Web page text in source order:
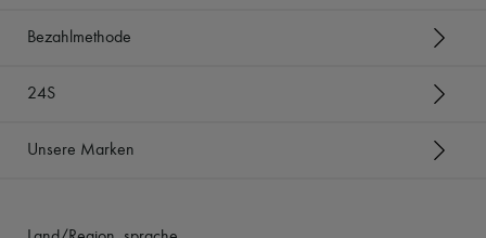
Bezahlmethode
24S
Unsere Marken